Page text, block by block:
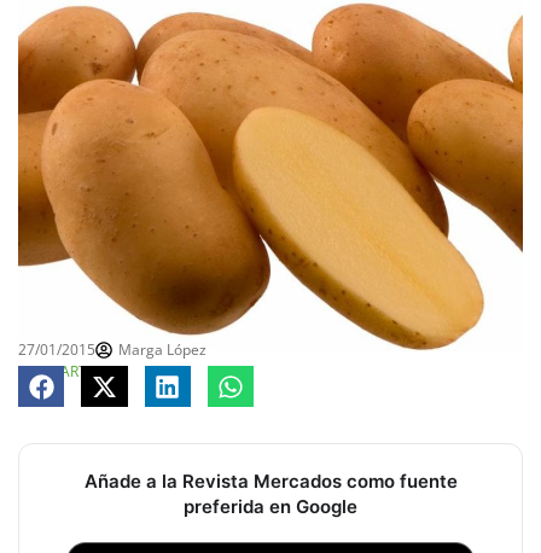
27/01/2015
Marga López
COMPARTE
Añade a la Revista Mercados como fuente
preferida en Google